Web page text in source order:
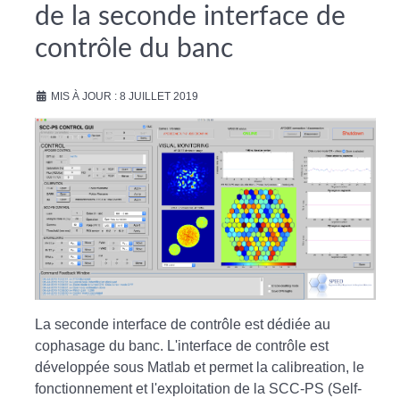
de la seconde interface de
contrôle du banc
MIS À JOUR : 8 JUILLET 2019
La seconde interface de contrôle est dédiée au
cophasage du banc. L'interface de contrôle est
développée sous Matlab et permet la calibreation, le
fonctionnement et l'exploitation de la SCC-PS (Self-